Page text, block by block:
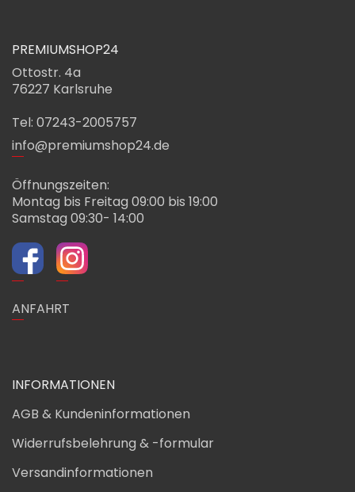
PREMIUMSHOP24
Ottostr. 4a
76227 Karlsruhe
Tel: 07243-2005757
info@premiumshop24.de
Öffnungszeiten:
Montag bis Freitag 09:00 bis 19:00
Samstag 09:30- 14:00
ANFAHRT
INFORMATIONEN
AGB & Kundeninformationen
Widerrufsbelehrung & -formular
Versandinformationen